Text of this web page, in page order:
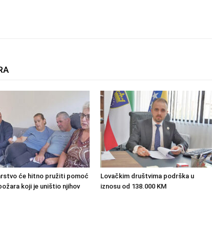
će hitno pružiti pomoć
koji je uništio njihov
Lovačkim društvima podrška u
iznosu od 138.000 KM